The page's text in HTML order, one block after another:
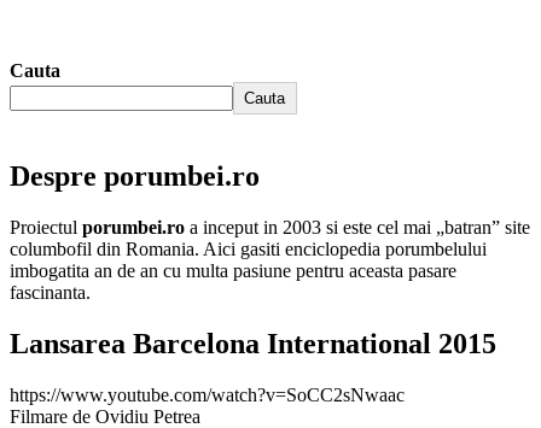
Cauta
Cauta
Despre porumbei.ro
Proiectul porumbei.ro a inceput in 2003 si este cel mai „batran” site
columbofil din Romania. Aici gasiti enciclopedia porumbelului
imbogatita an de an cu multa pasiune pentru aceasta pasare
fascinanta.
Lansarea Barcelona International 2015
https://www.youtube.com/watch?v=SoCC2sNwaac
Filmare de Ovidiu Petrea